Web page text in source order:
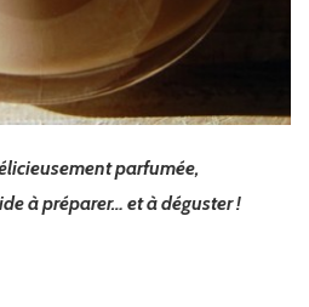
parfumée,
à préparer… et à déguster !